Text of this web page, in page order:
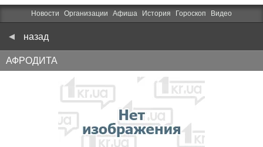
Новости Организации Афиша История Гороскоп Видео
назад
АФРОДИТА